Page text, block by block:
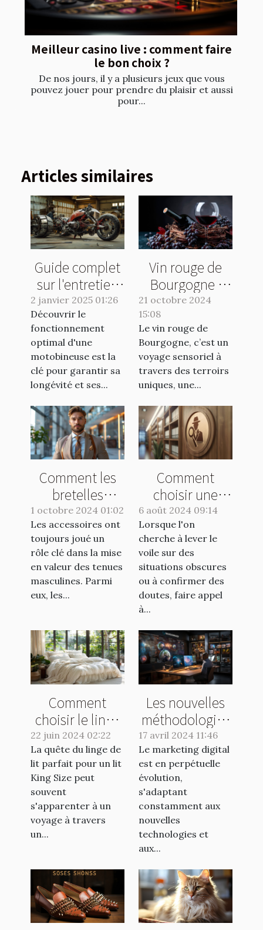
Meilleur casino live : comment faire
le bon choix ?
De nos jours, il y a plusieurs jeux que vous
pouvez jouer pour prendre du plaisir et aussi
pour...
Articles similaires
Guide complet
sur l'entretien
et la
maintenance
des
motobineuses
2 janvier 2025 01:26
Découvrir le
fonctionnement
optimal d'une
motobineuse est la
clé pour garantir sa
longévité et ses...
Vin rouge de
Bourgogne :
quelle bouteille
21 octobre 2024
15:08
Le vin rouge de
Bourgogne, c’est un
voyage sensoriel à
travers des terroirs
uniques, une...
Comment les
bretelles
peuvent
transformer une
tenue
masculine
1 octobre 2024 01:02
Les accessoires ont
toujours joué un
rôle clé dans la mise
en valeur des tenues
masculines. Parmi
eux, les...
Comment
choisir une
agence de
détective pour
vos enquêtes
discrètes
6 août 2024 09:14
Lorsque l'on
cherche à lever le
voile sur des
situations obscures
ou à confirmer des
doutes, faire appel
à...
Comment
choisir le linge
de lit idéal pour
un lit King Size
22 juin 2024 02:22
La quête du linge de
lit parfait pour un lit
King Size peut
souvent
s'apparenter à un
voyage à travers
un...
Les nouvelles
méthodologies
en marketing
digital pour
2023
17 avril 2024 11:46
Le marketing digital
est en perpétuelle
évolution,
s'adaptant
constamment aux
nouvelles
technologies et
aux...